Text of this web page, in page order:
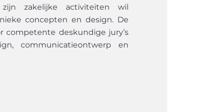
zakelijke activiteiten wil
concepten en design. De
competente deskundige jury’s
communicatieontwerp en